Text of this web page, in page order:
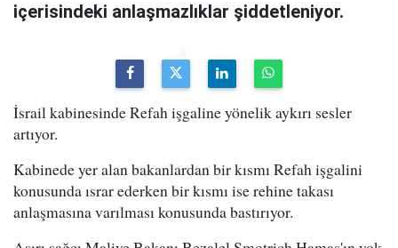
içerisindeki anlaşmazlıklar şiddetleniyor.
İsrail kabinesinde Refah işgaline yönelik aykırı sesler
artıyor.
Kabinede yer alan bakanlardan bir kısmı Refah işgalini
konusunda ısrar ederken bir kısmı ise rehine takası
anlaşmasına varılması konusunda bastırıyor.